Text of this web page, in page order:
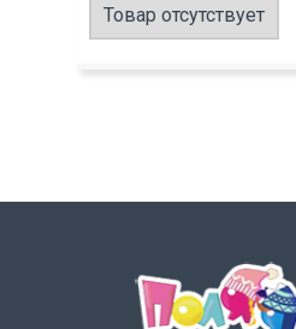
Товар отсутствует